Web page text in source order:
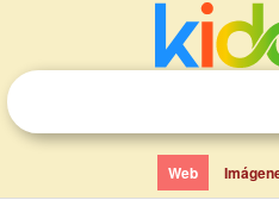
Web